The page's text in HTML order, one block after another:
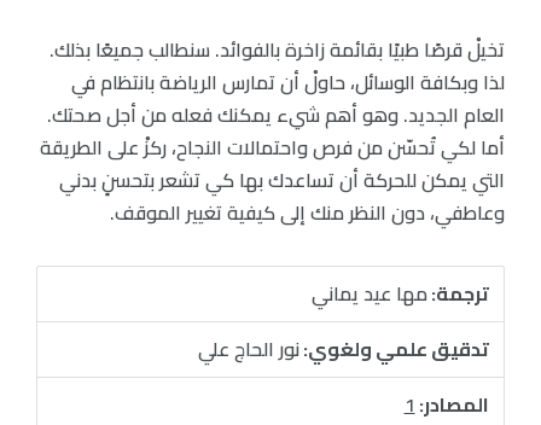
تخيلْ قرصًا طبيًا بقائمة زاخرة بالفوائد. سنطالب جميعًا بذلك.
لذا وبكافة الوسائل، حاولْ أن تمارس الرياضة بانتظام في
العام الجديد. وهو أهم شيء يمكنك فعله من أجل صحتك.
أما لكي تُحسّن من فرص واحتمالات النجاح، ركزْ على الطريقة
التي يمكن للحركة أن تساعدك بها كي تشعر بتحسنٍ بدني
وعاطفي، دون النظر منك إلى كيفية تغيير الموقف.
ترجمة:مها عيد يماني
تدقيق علمي ولغوي:نور الحاج علي
المصادر:1